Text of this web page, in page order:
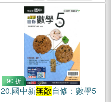
90 折
20.國中新無敵自修：數學5